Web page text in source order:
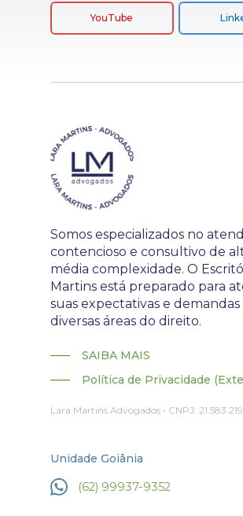
YouTube
Somos especializados no
contencioso e consultivo de
média complexidade. O
Martins está preparado para
suas expectativas e demandas
diversas áreas do direito.
SAIBA MAIS
Política de Privacidade
Lara Martins Advogados • CNPJ:
Unidade Goiânia
(62) 99937-9352